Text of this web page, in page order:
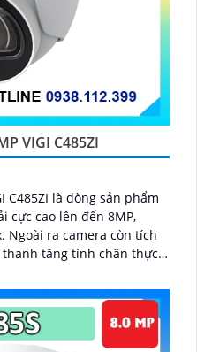
VIGI C485ZI
C485ZI là dòng sản phẩm
cực cao lên đến 8MP,
tăng tính chân thực